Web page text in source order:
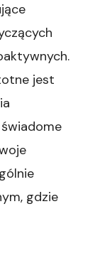
jest
gdzie